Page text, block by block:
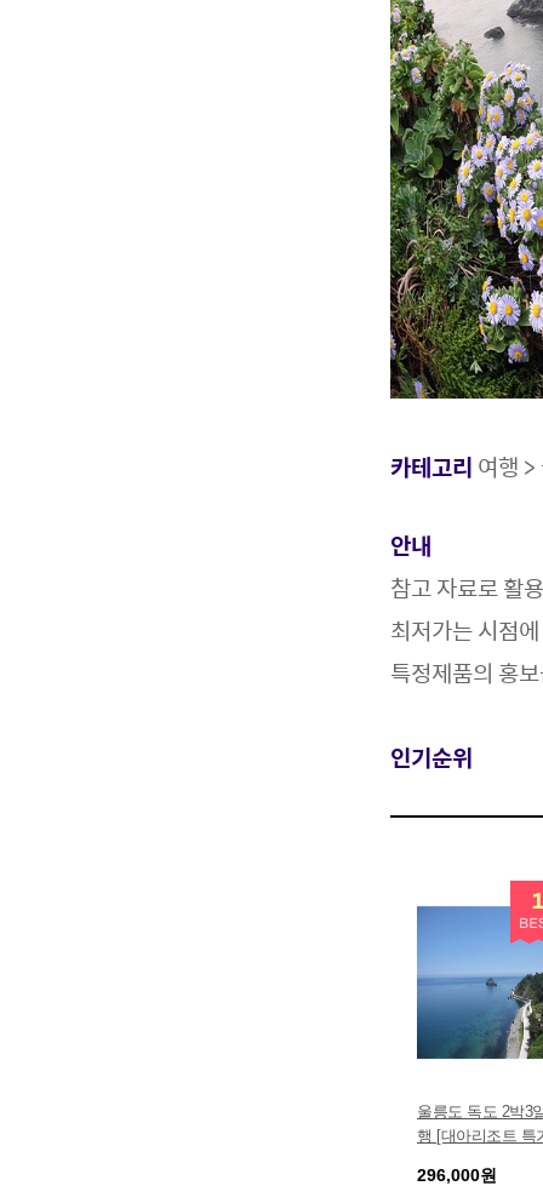
카테고리 여행
안내
참고 자료로 활용
최저가는 시점
특정제품의 홍
인기순위
울릉도 독도 2박3
행 [대아리조트 특
296,000원